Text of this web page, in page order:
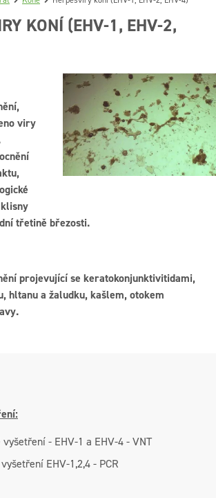
KONÍ (EHV-1, EHV-2,
viry
třetině březosti.
projevující se keratokonjunktivitidami,
hltanu a žaludku, kašlem, otokem
- EHV-1 a EHV-4 - VNT
EHV-1,2,4 - PCR